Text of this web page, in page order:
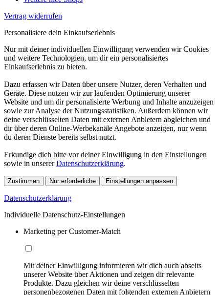
Vertrag widerrufen
Personalisiere dein Einkaufserlebnis
Nur mit deiner individuellen Einwilligung verwenden wir Cookies
und weitere Technologien, um dir ein personalisiertes
Einkaufserlebnis zu bieten.
Dazu erfassen wir Daten über unsere Nutzer, deren Verhalten und
Geräte. Diese nutzen wir zur laufenden Optimierung unserer
Website und um dir personalisierte Werbung und Inhalte anzuzeigen
sowie zur Analyse der Nutzungsstatistiken. Außerdem können wir
deine verschlüsselten Daten mit externen Anbietern abgleichen und
dir über deren Online-Werbekanäle Angebote anzeigen, nur wenn
du deren Dienste bereits selbst nutzt.
Erkundige dich bitte vor deiner Einwilligung in den Einstellungen
sowie in unsererDatenschutzerklärung.
Zustimmen Nur erforderliche Einstellungen anpassen
Datenschutzerklärung
Individuelle Datenschutz-Einstellungen
Marketing per Customer-Match
Mit deiner Einwilligung informieren wir dich auch abseits
unserer Website über Aktionen und zeigen dir relevante
Produkte. Dazu gleichen wir deine verschlüsselten
personenbezogenen Daten mit folgenden externen Anbietern